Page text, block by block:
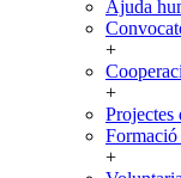
Ajuda
+
+
Projectes
Formació
+